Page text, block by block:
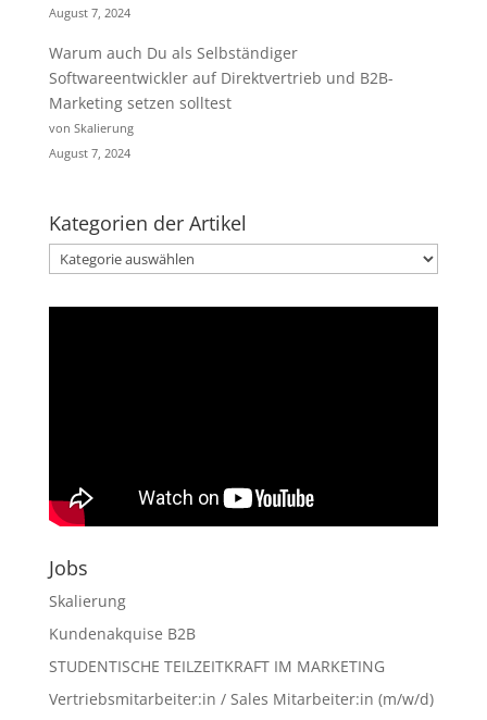
August 7, 2024
Warum auch Du als Selbständiger
Softwareentwickler auf Direktvertrieb und B2B-
Marketing setzen solltest
von Skalierung
August 7, 2024
Kategorien der Artikel
Kategorien
der
Artikel
Jobs
Skalierung
Kundenakquise B2B
STUDENTISCHE TEILZEITKRAFT IM MARKETING
Vertriebsmitarbeiter:in / Sales Mitarbeiter:in (m/w/d)